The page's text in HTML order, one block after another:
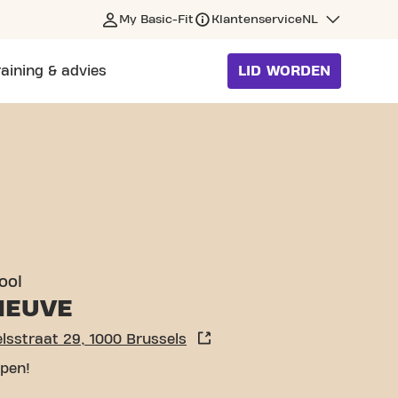
My Basic-Fit KlantenserviceNL
& advies LID WORDEN
Sint Michielsstraat 29, 1000 Brussels